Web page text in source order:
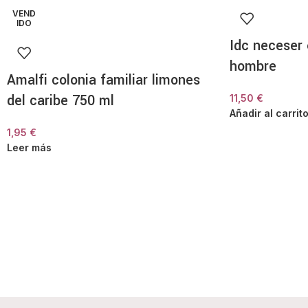
VEND
IDO
Amalfi colonia familiar limones
del caribe 750 ml
1,95 €
Leer más
Idc
hombre
11,50 €
Añadir al carrito